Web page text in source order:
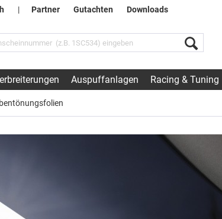
| Partner Gutachten Downloads
Auspuffanlagen Racing & Tuning